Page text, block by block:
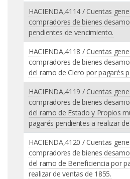
HACIENDA,4114 / Cuentas
compradores de bienes
pendientes de vencimiento.
HACIENDA,4118 / Cuentas
compradores de bienes
del ramo de Clero por pagarés
HACIENDA,4119 / Cuentas
compradores de bienes
del ramo de Estado y Propios
pagarés pendientes a realizar
HACIENDA,4120 / Cuentas
compradores de bienes
del ramo de Beneficiencia por
realizar de ventas de 1855.